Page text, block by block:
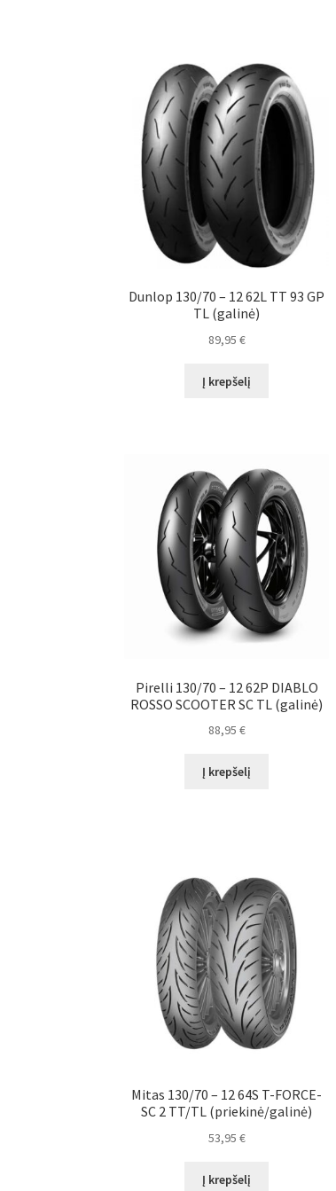
Dunlop 130/70 – 12 62L TT 93 GP
TL (galinė)
89,95 €
Į krepšelį
Pirelli 130/70 – 12 62P DIABLO
ROSSO SCOOTER SC TL (galinė)
88,95 €
Į krepšelį
Mitas 130/70 – 12 64S T-FORCE-
SC 2 TT/TL (priekinė/galinė)
53,95 €
Į krepšelį